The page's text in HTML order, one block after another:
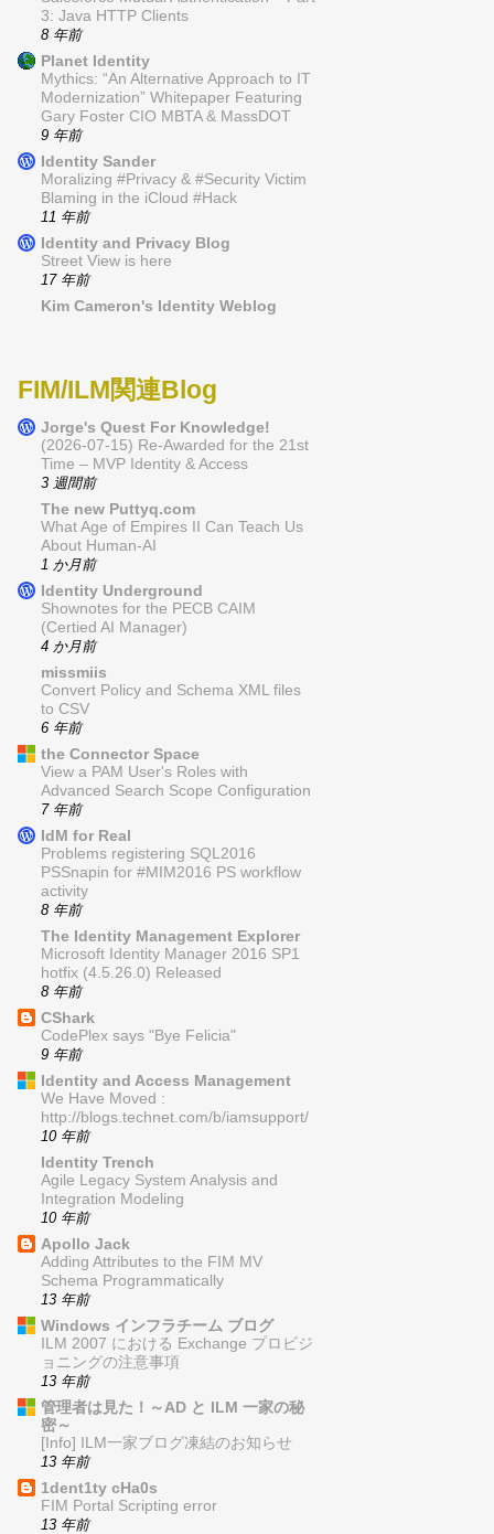
3: Java HTTP Clients
8 年前
Planet Identity
Mythics: “An Alternative Approach to IT
Modernization” Whitepaper Featuring
Gary Foster CIO MBTA & MassDOT
9 年前
Identity Sander
Moralizing #Privacy & #Security Victim
Blaming in the iCloud #Hack
11 年前
Identity and Privacy Blog
Street View is here
17 年前
Kim Cameron's Identity Weblog
FIM/ILM関連Blog
Jorge's Quest For Knowledge!
(2026-07-15) Re-Awarded for the 21st
Time – MVP Identity & Access
3 週間前
The new Puttyq.com
What Age of Empires II Can Teach Us
About Human-AI
1 か月前
Identity Underground
Shownotes for the PECB CAIM
(Certied AI Manager)
4 か月前
missmiis
Convert Policy and Schema XML files
to CSV
6 年前
the Connector Space
View a PAM User's Roles with
Advanced Search Scope Configuration
7 年前
IdM for Real
Problems registering SQL2016
PSSnapin for #MIM2016 PS workflow
activity
8 年前
The Identity Management Explorer
Microsoft Identity Manager 2016 SP1
hotfix (4.5.26.0) Released
8 年前
CShark
CodePlex says "Bye Felicia"
9 年前
Identity and Access Management
We Have Moved :
http://blogs.technet.com/b/iamsupport/
10 年前
Identity Trench
Agile Legacy System Analysis and
Integration Modeling
10 年前
Apollo Jack
Adding Attributes to the FIM MV
Schema Programmatically
13 年前
Windows インフラチーム ブログ
ILM 2007 における Exchange プロビジ
ョニングの注意事項
13 年前
管理者は見た！～AD と ILM 一家の秘
密～
[Info] ILM一家ブログ凍結のお知らせ
13 年前
1dent1ty cHa0s
FIM Portal Scripting error
13 年前